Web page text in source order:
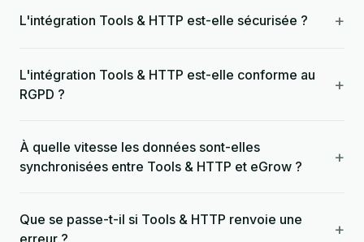
L'intégration Tools & HTTP est-elle sécurisée ? +
L'intégration Tools & HTTP est-elle conforme au
RGPD ?
+
À quelle vitesse les données sont-elles
synchronisées entre Tools & HTTP et eGrow ?
+
Que se passe-t-il si Tools & HTTP renvoie une
erreur ?
+